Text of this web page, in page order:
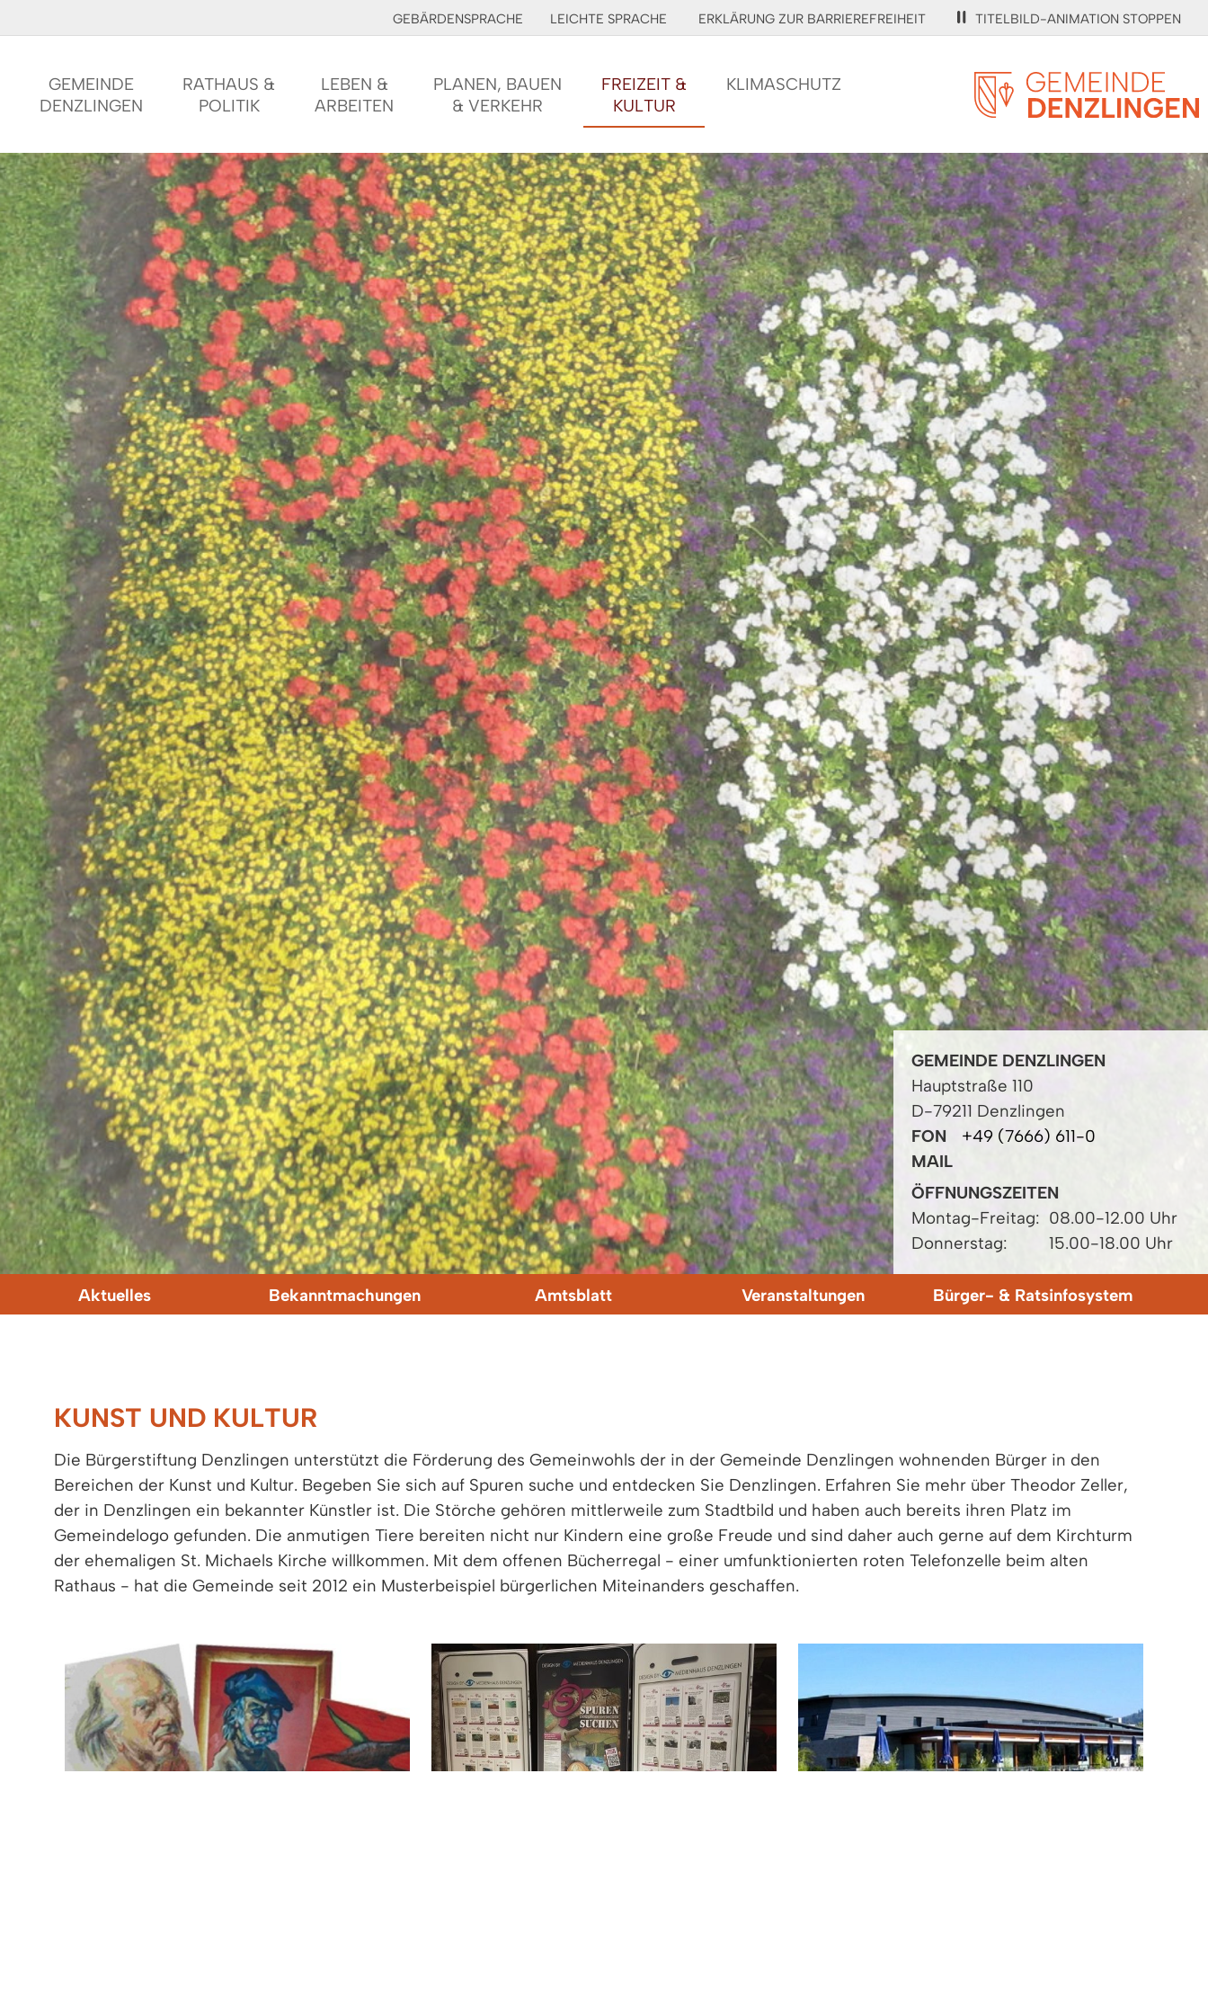
GEBÄRDENSPRACHE LEICHTE SPRACHE ERKLÄRUNG ZUR BARRIEREFREIHEIT TITELBILD-ANIMATION STOPPEN
GEMEINDE
DENZLINGEN
RATHAUS &
POLITIK
LEBEN &
ARBEITEN
PLANEN, BAUEN
& VERKEHR
FREIZEIT &
KULTUR
KLIMASCHUTZ
GEMEINDE DENZLINGEN
Hauptstraße 110
D-79211 Denzlingen
FON
+49 (7666) 611-0
MAIL
ÖFFNUNGSZEITEN
Montag-Freitag: 08.00-12.00 Uhr
Donnerstag:
15.00-18.00 Uhr
Aktuelles Bekanntmachungen Amtsblatt Veranstaltungen Bürger- & Ratsinfosystem
KUNST UND KULTUR
Die Bürgerstiftung Denzlingen unterstützt die Förderung des Gemeinwohls der in der Gemeinde Denzlingen wohnenden Bürger in den
Bereichen der Kunst und Kultur. Begeben Sie sich auf Spuren suche und entdecken Sie Denzlingen. Erfahren Sie mehr über Theodor Zeller,
der in Denzlingen ein bekannter Künstler ist. Die Störche gehören mittlerweile zum Stadtbild und haben auch bereits ihren Platz im
Gemeindelogo gefunden. Die anmutigen Tiere bereiten nicht nur Kindern eine große Freude und sind daher auch gerne auf dem Kirchturm
der ehemaligen St. Michaels Kirche willkommen. Mit dem offenen Bücherregal - einer umfunktionierten roten Telefonzelle beim alten
Rathaus - hat die Gemeinde seit 2012 ein Musterbeispiel bürgerlichen Miteinanders geschaffen.